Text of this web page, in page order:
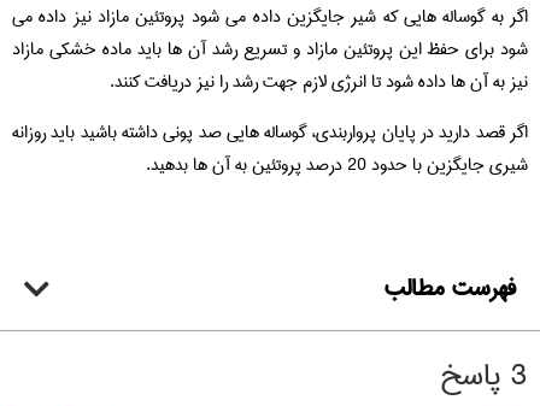
اگر به گوساله هایی که شیر جایگزین داده می شود پروتئین مازاد نیز داده می
شود برای حفظ این پروتئین مازاد و تسریع رشد آن ها باید ماده خشکی مازاد
نیز به آن ها داده شود تا انرژی لازم جهت رشد را نیز دریافت کنند.
اگر قصد دارید در پایان پرواربندی، گوساله هایی صد پونی داشته باشید باید روزانه
شیری جایگزین با حدود 20 درصد پروتئین به آن ها بدهید.
فهرست مطالب
3 پاسخ